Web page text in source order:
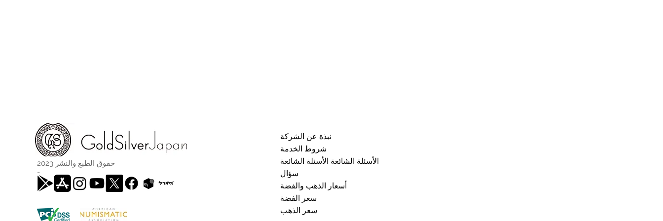
حقوق الطبع والنشر 2023
-
نبذة عن الشركة
شروط الخدمة
الأسئلة الشائعة الأسئلة الشائعة
سؤال
أسعار الذهب والفضة
سعر الفضة
سعر الذهب